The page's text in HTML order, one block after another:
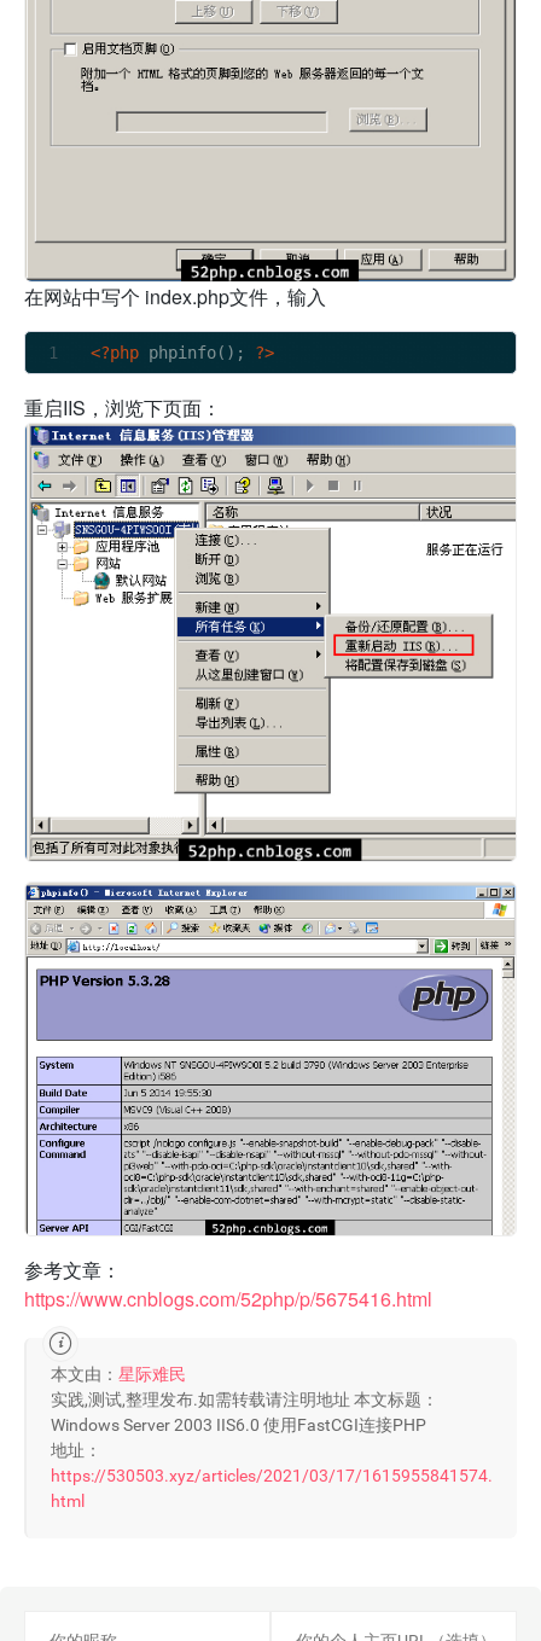
在网站中写个 index.php文件，输入
<?php phpinfo(); ?>
重启IIS，浏览下页面：
参考文章：
https://www.cnblogs.com/52php/p/5675416.html
本文由： 星际难民
实践,测试,整理发布.如需转载请注明地址 本文标题：
Windows Server 2003 IIS6.0 使用FastCGI连接PHP
地址：
https://530503.xyz/articles/2021/03/17/1615955841574.
html